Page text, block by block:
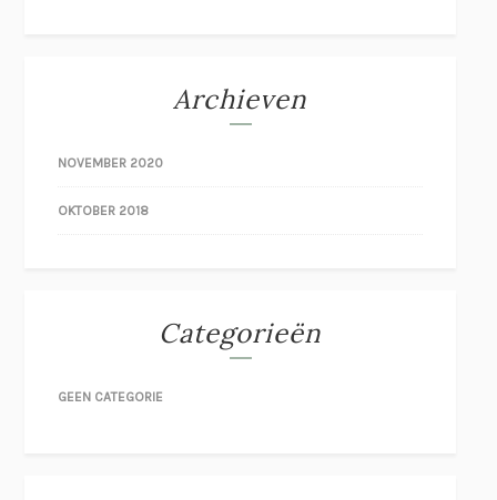
Archieven
NOVEMBER 2020
OKTOBER 2018
Categorieën
GEEN CATEGORIE